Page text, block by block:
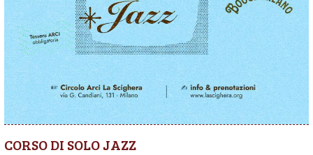
CORSO DI SOLO JAZZ